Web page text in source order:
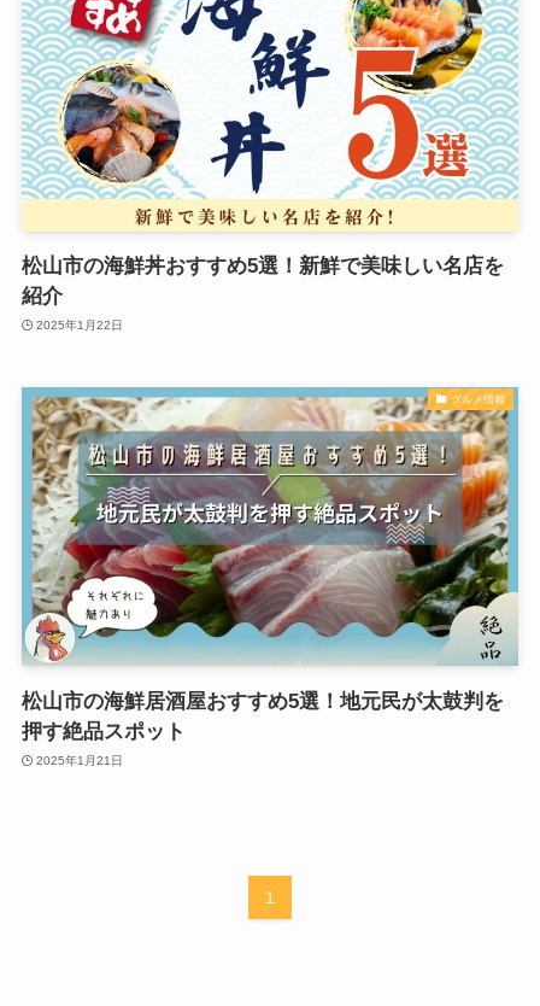
松山市の海鮮丼おすすめ5選！新鮮で美味しい名店を
紹介
2025年1月22日
グルメ情報
松山市の海鮮居酒屋おすすめ5選！地元民が太鼓判を
押す絶品スポット
2025年1月21日
1